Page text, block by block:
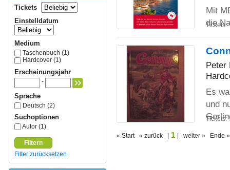
Tickets
Einstelldatum
Medium
Taschenbuch (1)
Hardcover (1)
Erscheinungsjahr
-
Sprache
Deutsch (2)
Suchoptionen
Autor (1)
Filtern
Filter zurücksetzen
Mit
die
Tickets:
Peter
Es
und
Tickets:
« Start « zurück | 1 | weiter » Ende »